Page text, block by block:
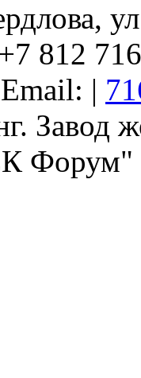
812
Email: |
Завод
Форум"